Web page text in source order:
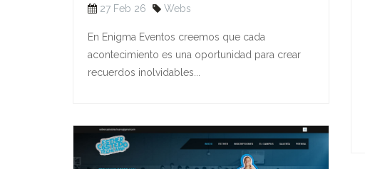
27 Feb 26 Webs
En Enigma Eventos creemos que cada
acontecimiento es una oportunidad para crear
recuerdos inolvidables...